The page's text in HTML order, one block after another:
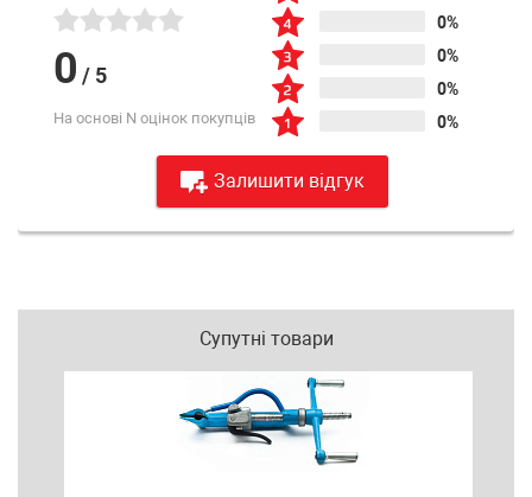
0 / 5
На основі N оцінок покупців
0%
0%
0%
0%
Залишити відгук
Супутні товари